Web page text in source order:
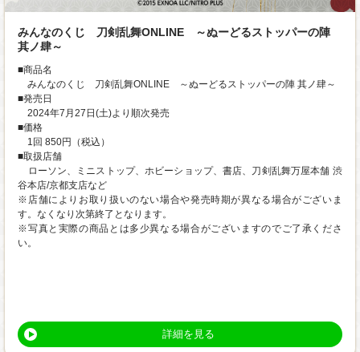
みんなのくじ 刀剣乱舞ONLINE ～ぬーどるストッパーの陣
其ノ肆～
■商品名
みんなのくじ 刀剣乱舞ONLINE ～ぬーどるストッパーの陣 其ノ肆～
■発売日
2024年7月27日(土)より順次発売
■価格
1回 850円（税込）
■取扱店舗
ローソン、ミニストップ、ホビーショップ、書店、刀剣乱舞万屋本舗 渋
谷本店/京都支店など
※店舗によりお取り扱いのない場合や発売時期が異なる場合がございま
す。なくなり次第終了となります。
※写真と実際の商品とは多少異なる場合がございますのでご了承くださ
い。
詳細を見る